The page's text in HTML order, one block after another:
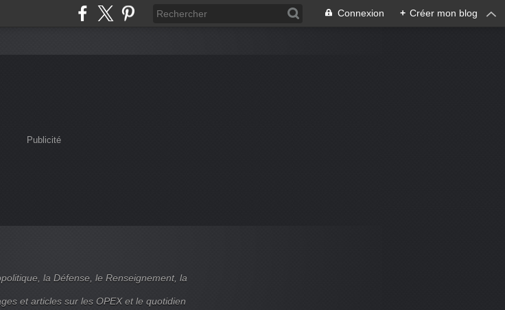
Connexion + Créer mon blog
Publicité
la Défense, le Renseignement, la
et articles sur les OPEX et le quotidien